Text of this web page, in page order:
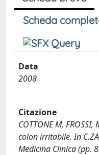
Scheda
Data
2008
Citazione
COTTONE M,
colon irritabile. In
Medicina Clinica (pp.